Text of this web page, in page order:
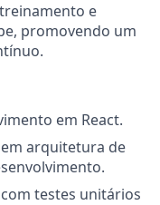
e
promovendo um
em React.
arquitetura de
testes unitários